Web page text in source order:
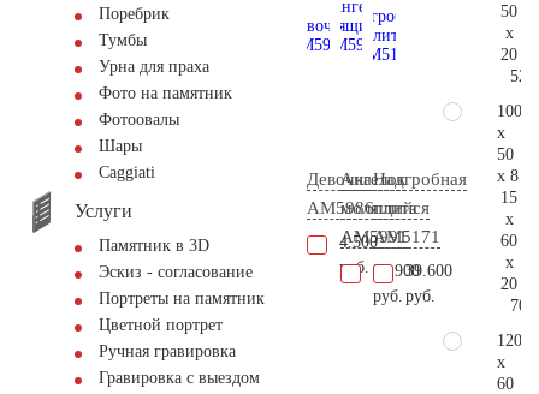
Поребрик
Тумбы
Урна для праха
Фото на памятник
Фотоовалы
Шары
Сaggiati
Услуги
Памятник в 3D
Эскиз - согласование
Портреты на памятник
Цветной портрет
Ручная гравировка
Гравировка с выездом
Девочка
AM5986
4.500
руб.
Ангелок
молящийся
AM5991
25.900
руб.
Надгробная
плита
AM5171
39.600
руб.
50
x
20
100
x
50
x 8
15
x
60
x
20
120
x
60